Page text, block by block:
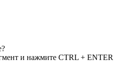
и нажмите CTRL + ENTER